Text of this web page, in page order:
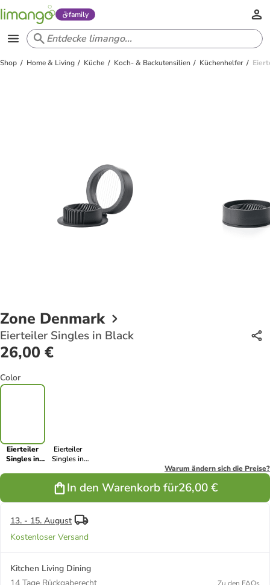
family
Shop Home & Living Küche Koch- & Backutensilien Küchenhelfer
Zone Denmark
Eierteiler Singles in Black
26,00 €
Color
Eierteiler
Singles in
Eierteiler
Singles in
Warum ändern sich die Preise?
In den Warenkorb für26,00 €
13. - 15. August
Kostenloser Versand
Kitchen Living Dining